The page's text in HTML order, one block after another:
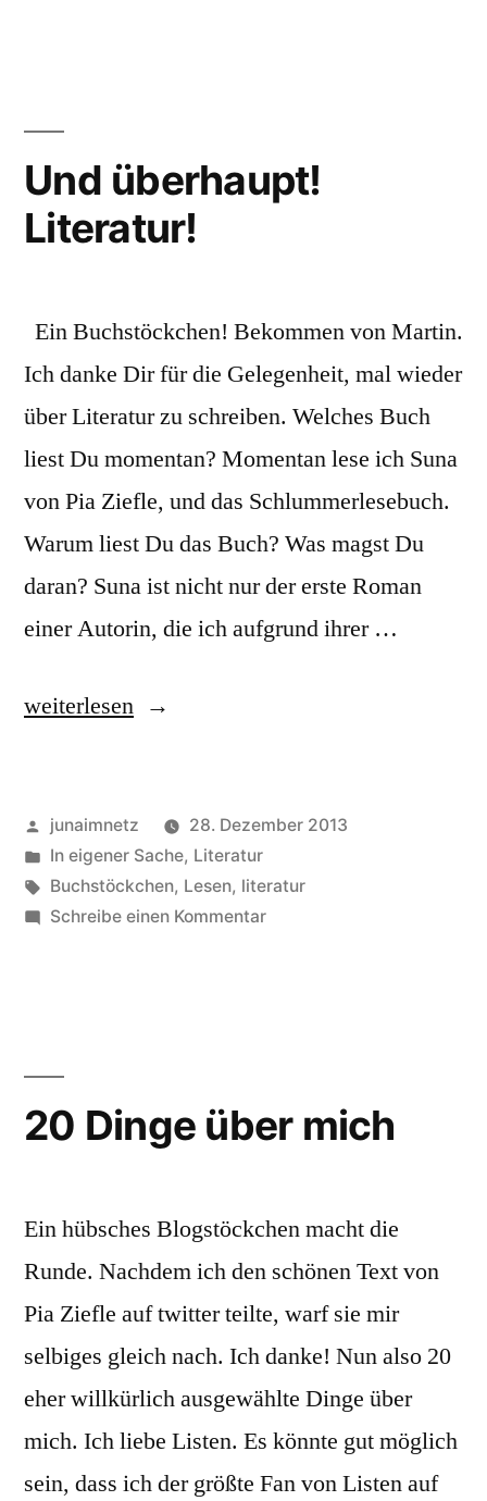
Und überhaupt!
Literatur!
Ein Buchstöckchen! Bekommen von Martin.
Ich danke Dir für die Gelegenheit, mal wieder
über Literatur zu schreiben. Welches Buch
liest Du momentan? Momentan lese ich Suna
von Pia Ziefle, und das Schlummerlesebuch.
Warum liest Du das Buch? Was magst Du
daran? Suna ist nicht nur der erste Roman
einer Autorin, die ich aufgrund ihrer …
„Und
weiterlesen
Veröffentlicht
von
junaimnetz
28. Dezember 2013
Veröffentlicht
in
In eigener Sache, Literatur
Schlagwörter:
Buchstöckchen, Lesen, literatur
Schreibe einen Kommentarzu
20 Dinge über mich
Ein hübsches Blogstöckchen macht die
Runde. Nachdem ich den schönen Text von
Pia Ziefle auf twitter teilte, warf sie mir
selbiges gleich nach. Ich danke! Nun also 20
eher willkürlich ausgewählte Dinge über
mich. Ich liebe Listen. Es könnte gut möglich
sein, dass ich der größte Fan von Listen auf